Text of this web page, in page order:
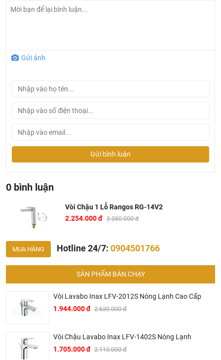
bền vững với thời gian.
- Dây cấp nhựa kim tuyến cực bền, không lo gỉ sét trên sản
inox.
3. Một số hình ảnh
Gửi ảnh
Gửi bình luận
0 bình luận
Vòi Chậu 1 Lỗ Rangos RG-14V2
2.254.000 đ 3.380.000 đ
MUA HÀNG Hotline 24/7: 0904501766
SẢN PHẨM BÁN CHẠY
Vòi Lavabo Inax LFV-2012S Nóng Lạnh Cao Cấp
1.944.000 đ 2.630.000 đ
Vòi Chậu Lavabo Inax LFV-1402S Nóng Lạnh
1.705.000 đ 2.110.000 đ